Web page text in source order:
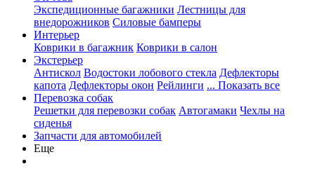
Экспедиционные багажники Лестницы для
внедорожников Силовые бамперы
Интерьер
Коврики в багажник Коврики в салон
Экстерьер
Антискол Водостоки лобового стекла Дефлекторы
капота Дефлекторы окон Рейлинги ... Показать все
Перевозка собак
Решетки для перевозки собак Автогамаки Чехлы на
сиденья
Запчасти для автомобилей
Еще